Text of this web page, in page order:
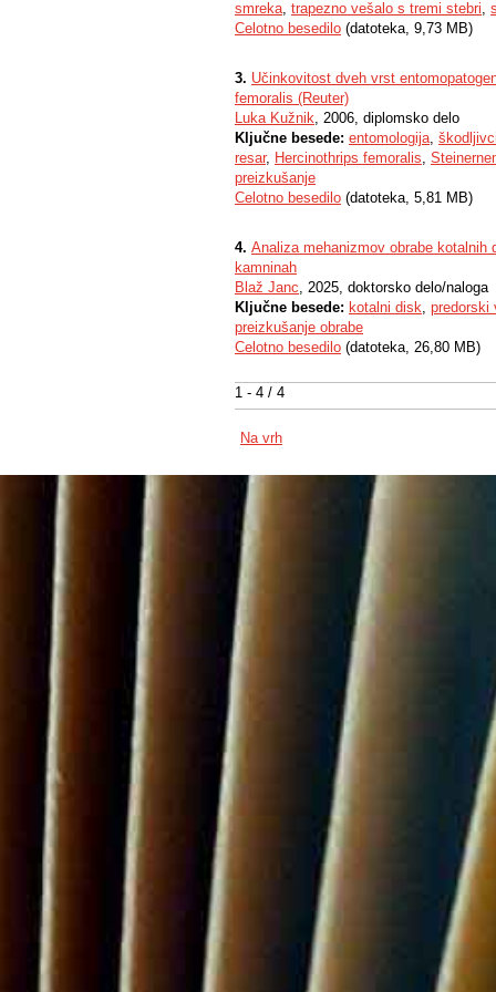
1 - 4 / 4
smreka, trapezno vešalo s tremi stebri,
Celotno besedilo (datoteka, 9,73 MB)
3. Učinkovitost dveh vrst
femoralis (Reuter)
Luka Kužnik, 2006, diplomsko delo
Ključne besede: entomologija,
resar, Hercinothrips femoralis,
preizkušanje
Celotno besedilo (datoteka, 5,81 MB)
4. Analiza mehanizmov obrabe
kamninah
Blaž Janc, 2025, doktorsko delo/naloga
Ključne besede: kotalni disk, predorski
preizkušanje obrabe
Celotno besedilo (datoteka, 26,80 MB)
Na vrh